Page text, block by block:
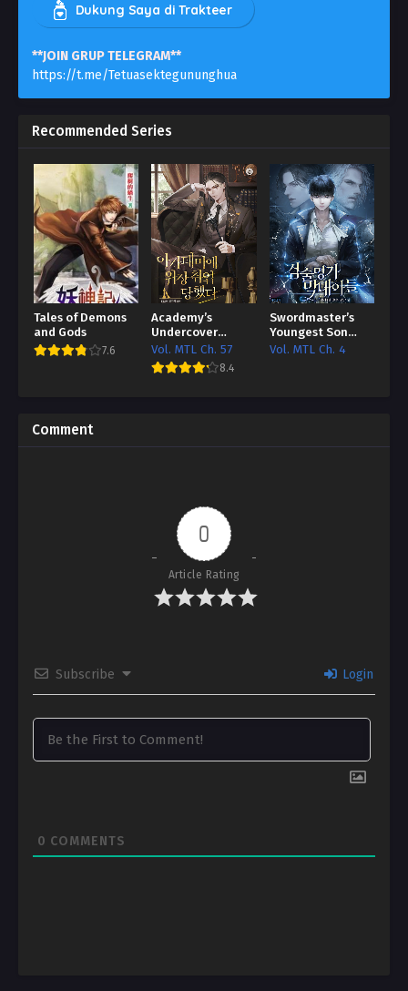
Dukung Saya di Trakteer
**JOIN GRUP TELEGRAM**
https://t.me/Tetuasektegununghua
Recommended Series
Tales of Demons
and Gods
7.6
Academy’s
Undercover
Professor
Vol. MTL Ch. 57
8.4
Swordmaster’s
Youngest Son
Bahasa Indonesia
Vol. MTL Ch. 4
Comment
0
Article Rating
Subscribe Login
0 COMMENTS